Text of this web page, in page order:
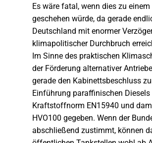
Es wäre fatal, wenn dies zu
geschehen würde, da gerade
Deutschland mit enormer
klimapolitischer Durchbruch
Im Sinne des praktischen
der Förderung alternativer
gerade den Kabinettsbeschluss
Einführung paraffinischen Diesels
Kraftstoffnorm EN15940 und
HVO100 gegeben. Wenn der
abschließend zustimmt, können